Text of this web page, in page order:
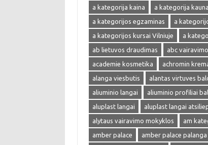
a kategorija kaina
a kategorija
a kategorijos egzaminas
a
a kategorijos kursai Vilniuje
a
ab lietuvos draudimas
abc
academie kosmetika
achromin
alanga viesbutis
alantas virtuves
aliuminio langai
aliuminio profiliai
aluplast langai
aluplast langai
alytaus vairavimo mokyklos
am
amber palace
amber palace palanga